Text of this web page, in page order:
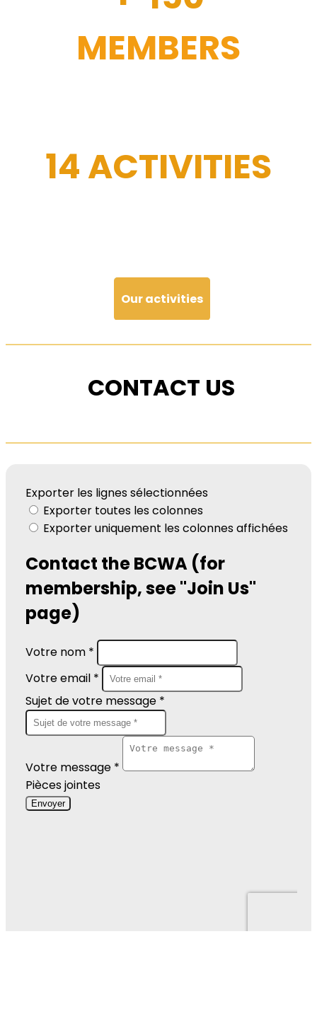
MEMBERS
14 ACTIVITIES
Our activities
CONTACT US